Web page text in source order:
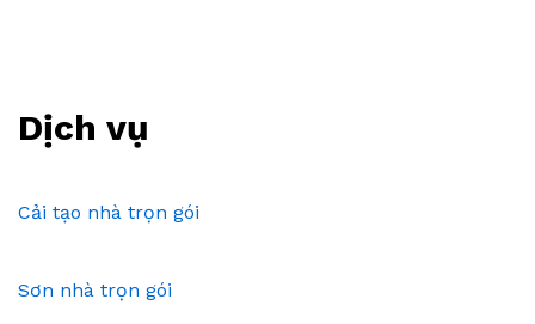
Dịch vụ
Cải tạo nhà trọn gói
Sơn nhà trọn gói